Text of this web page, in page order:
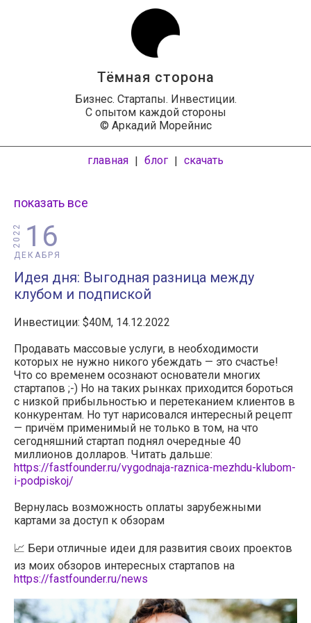
Тёмная сторона
Бизнес. Стартапы. Инвестиции.
С опытом каждой стороны
© Аркадий Морейнис
главная | блог | скачать
показать все
16
ДЕКАБРЯ
2022
Идея дня: Выгодная разница между
клубом и подпиской
Инвестиции: $40M, 14.12.2022
Продавать массовые услуги, в необходимости
которых не нужно никого убеждать — это счастье!
Что со временем осознают основатели многих
стартапов ;-) Но на таких рынках приходится бороться
с низкой прибыльностью и перетеканием клиентов в
конкурентам. Но тут нарисовался интересный рецепт
— причём применимый не только в том, на что
сегодняшний стартап поднял очередные 40
миллионов долларов. Читать дальше:
https://fastfounder.ru/vygodnaja-raznica-mezhdu-klubom-
i-podpiskoj/
Вернулась возможность оплаты зарубежными
картами за доступ к обзорам
📈 Бери отличные идеи для развития своих проектов
из моих обзоров интересных стартапов на
https://fastfounder.ru/news